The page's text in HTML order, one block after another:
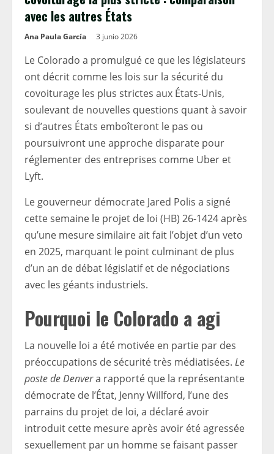
avec les autres États
Ana Paula García 3 junio 2026
Le Colorado a promulgué ce que les législateurs
ont décrit comme les lois sur la sécurité du
covoiturage les plus strictes aux États-Unis,
soulevant de nouvelles questions quant à savoir
si d’autres États emboîteront le pas ou
poursuivront une approche disparate pour
réglementer des entreprises comme Uber et
Lyft.
Le gouverneur démocrate Jared Polis a signé
cette semaine le projet de loi (HB) 26-1424 après
qu’une mesure similaire ait fait l’objet d’un veto
en 2025, marquant le point culminant de plus
d’un an de débat législatif et de négociations
avec les géants industriels.
Pourquoi le Colorado a agi
La nouvelle loi a été motivée en partie par des
préoccupations de sécurité très médiatisées. Le
poste de Denvera rapporté que la représentante
démocrate de l’État, Jenny Willford, l’une des
parrains du projet de loi, a déclaré avoir
introduit cette mesure après avoir été agressée
sexuellement par un homme se faisant passer